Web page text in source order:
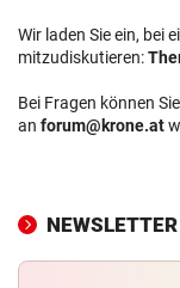
Wir laden Sie ein, bei
mitzudiskutieren:
Bei Fragen können
an forum@krone.at
NEWSLETTER